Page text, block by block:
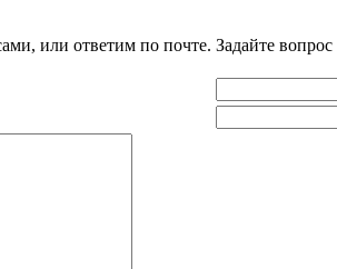
или ответим по почте. Задайте